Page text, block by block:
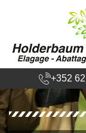
+352